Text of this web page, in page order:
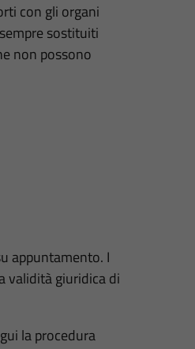
con gli organi
sostituiti
non possono
appuntamento. I
validità giuridica di
la procedura